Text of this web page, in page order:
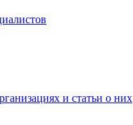
и статьи о них